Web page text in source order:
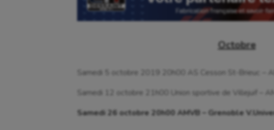
Octobre
Samedi 5 octobre 2019 20h00 AS Cesson St-Brieuc –
Samedi 12 octobre 21h00 Union sportive de Villejuif –
Samedi 26 octobre 20h00 AMVB – Grenoble